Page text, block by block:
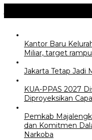
Kantor Baru
Miliar, target
Jakarta Tetap Jadi
KUA-PPAS 2027
Diproyeksikan
Pemkab
dan Komitmen
Narkoba